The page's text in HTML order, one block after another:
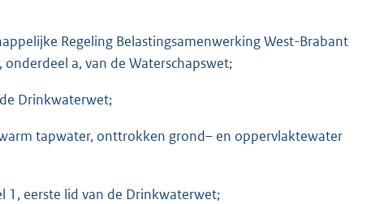
Regeling Belastingsamenwerking West-Brabant
a, van de Waterschapswet;
Drinkwaterwet;
tapwater, onttrokken grond– en oppervlaktewater
eerste lid van de Drinkwaterwet;